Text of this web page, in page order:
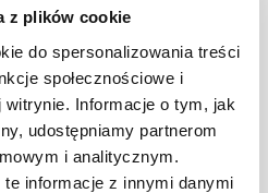
z plików cookie
do spersonalizowania treści
społecznościowe i
Informacje o tym, jak
udostępniamy partnerom
i analitycznym.
te informacje z innymi danymi
250
m
szt –